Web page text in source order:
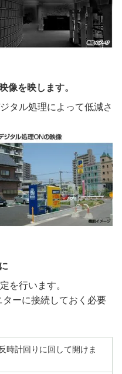
像を映します。
タル処理によって低減さ
を行います。
ーに接続しておく必要
時計回りに回して開けま